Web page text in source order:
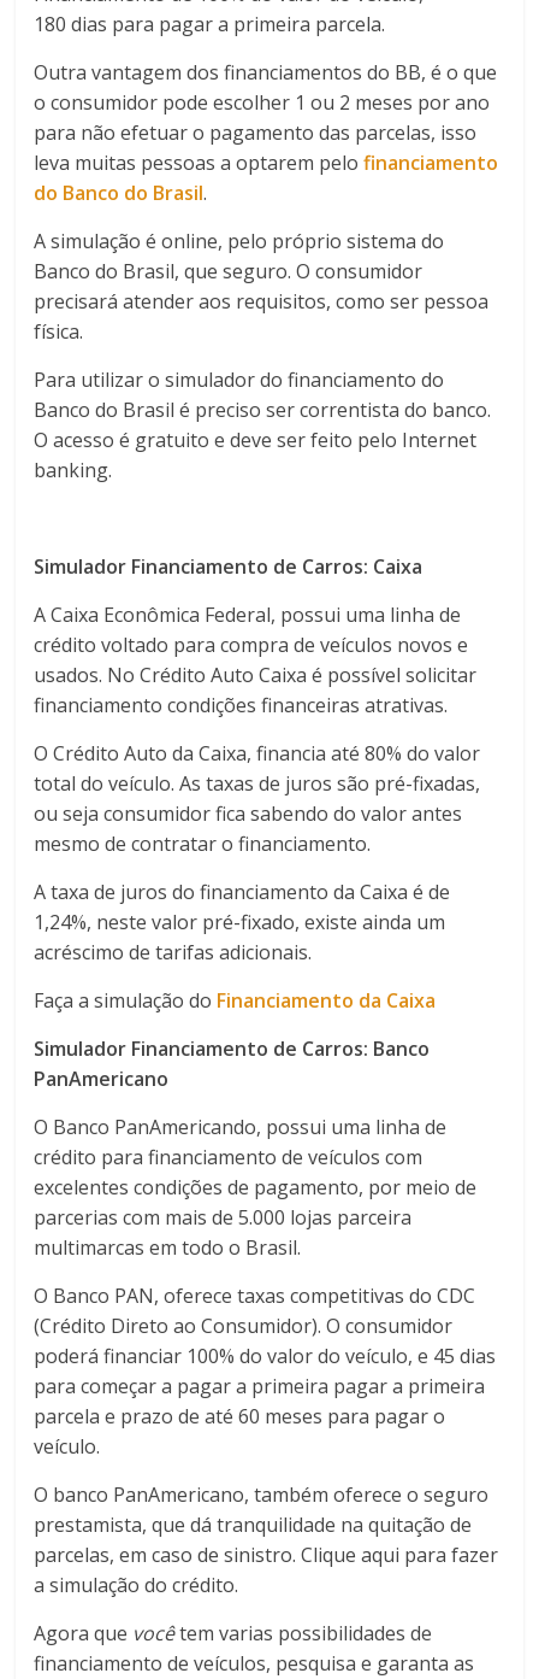
180 dias para pagar a primeira parcela.
Outra vantagem dos financiamentos do BB, é o que
o consumidor pode escolher 1 ou 2 meses por ano
para não efetuar o pagamento das parcelas, isso
leva muitas pessoas a optarem pelofinanciamento
do Banco do Brasil.
A simulação é online, pelo próprio sistema do
Banco do Brasil, que seguro. O consumidor
precisará atender aos requisitos, como ser pessoa
física.
Para utilizar o simulador do financiamento do
Banco do Brasil é preciso ser correntista do banco.
O acesso é gratuito e deve ser feito pelo Internet
banking.
Simulador Financiamento de Carros: Caixa
A Caixa Econômica Federal, possui uma linha de
crédito voltado para compra de veículos novos e
usados. No Crédito Auto Caixa é possível solicitar
financiamento condições financeiras atrativas.
O Crédito Auto da Caixa, financia até 80% do valor
total do veículo. As taxas de juros são pré-fixadas,
ou seja consumidor fica sabendo do valor antes
mesmo de contratar o financiamento.
A taxa de juros do financiamento da Caixa é de
1,24%, neste valor pré-fixado, existe ainda um
acréscimo de tarifas adicionais.
Faça a simulação do Financiamento da Caixa
Simulador Financiamento de Carros: Banco
PanAmericano
O Banco PanAmericando, possui uma linha de
crédito para financiamento de veículos com
excelentes condições de pagamento, por meio de
parcerias com mais de 5.000 lojas parceira
multimarcas em todo o Brasil.
O Banco PAN, oferece taxas competitivas do CDC
(Crédito Direto ao Consumidor). O consumidor
poderá financiar 100% do valor do veículo, e 45 dias
para começar a pagar a primeira pagar a primeira
parcela e prazo de até 60 meses para pagar o
veículo.
O banco PanAmericano, também oferece o seguro
prestamista, que dá tranquilidade na quitação de
parcelas, em caso de sinistro. Clique aqui para fazer
a simulação do crédito.
Agora que vocêtem varias possibilidades de
financiamento de veículos, pesquisa e garanta as